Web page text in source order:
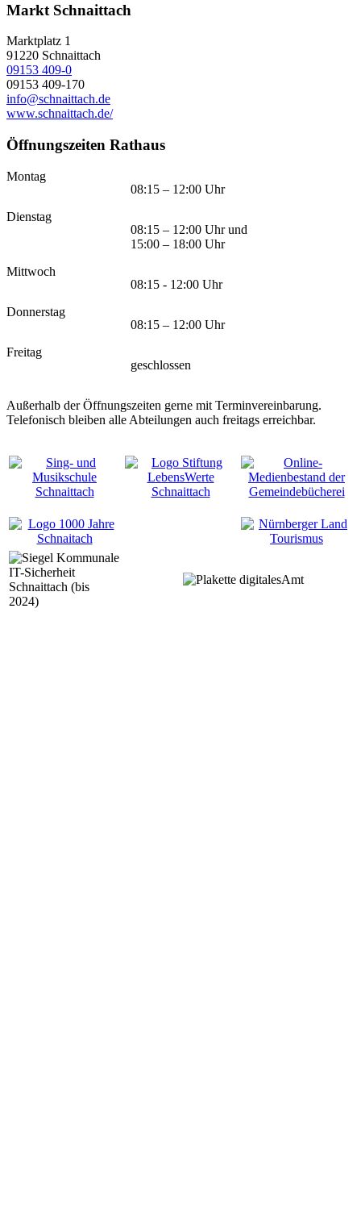
Markt Schnaittach
Marktplatz 1
91220 Schnaittach
09153 409-0
09153 409-170
info@schnaittach.de
www.schnaittach.de/
Öffnungszeiten Rathaus
Montag
08:15 – 12:00 Uhr
Dienstag
08:15 – 12:00 Uhr und
15:00 – 18:00 Uhr
Mittwoch
08:15 - 12:00 Uhr
Donnerstag
08:15 – 12:00 Uhr
Freitag
geschlossen
Außerhalb der Öffnungszeiten gerne mit Terminvereinbarung.
Telefonisch bleiben alle Abteilungen auch freitags erreichbar.